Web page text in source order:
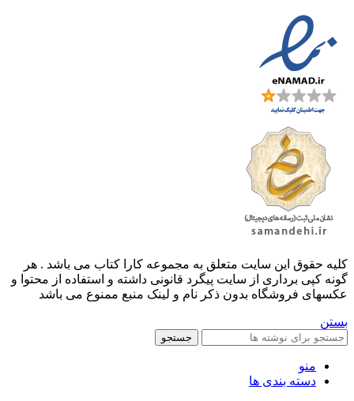
کليه حقوق اين سايت متعلق به مجموعه کارا کتاب می باشد . هر
گونه کپی برداری از سایت پیگرد قانونی داشته و استفاده از محتوا و
عکسهای فروشگاه بدون ذکر نام و لینک منبع ممنوع می باشد
بستن
جستجو
منو
دسته بندی ها